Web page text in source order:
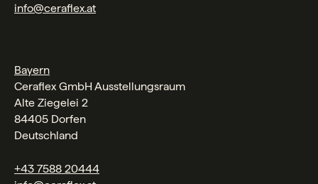
info@ceraflex.at
Bayern
Ceraflex GmbH Ausstellungsraum
Alte Ziegelei 2
84405 Dorfen
Deutschland
+43 7588 20444